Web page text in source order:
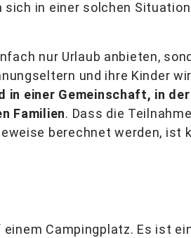
in einer solchen
nur Urlaub anbieten,
und ihre Kinder
einer Gemeinschaft, in
Familien. Dass die
berechnet werden, ist
Campingplatz. Es ist